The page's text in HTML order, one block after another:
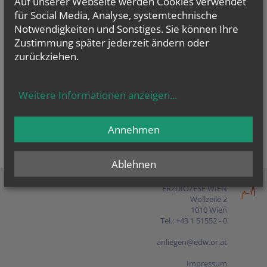
Presse
Shop
ERZDIÖZESE WIEN
Wollzeile 2
1010 Wien
Tel.: +43 1 51552 - 0
anliegen@edw.or.at
Impressum
für Social Media, Analyse, systemtechnische
Notwendigkeiten und Sonstiges. Sie können Ihre
Zustimmung später jederzeit ändern oder
zurückziehen.
Weitere Informationen anzeigen...
Ablehnen
Annehmen